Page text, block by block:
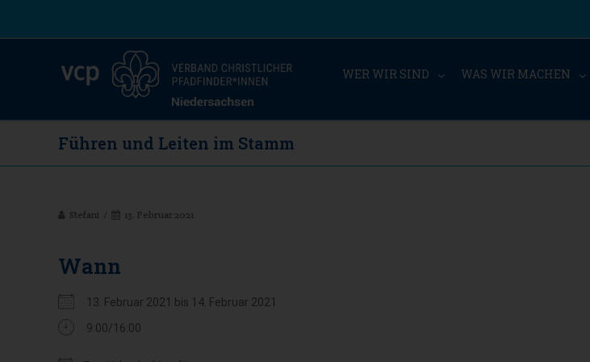
WER WIR SIND WAS WIR MACHEN
Führen und Leiten im Stamm
Stefani 13. Februar 2021
Wann
13. Februar 2021 bis 14. Februar 2021
9:00/16:00